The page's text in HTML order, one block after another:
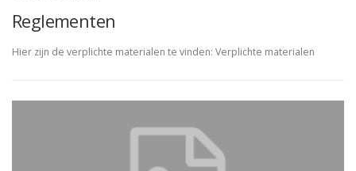
Reglementen
Hier zijn de verplichte materialen te vinden: Verplichte materialen